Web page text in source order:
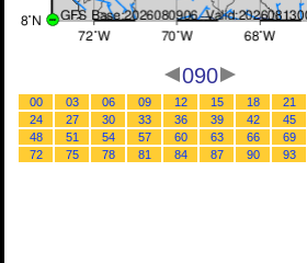
090
00 03 06 09 12 15 18
21
24
27 30 33 36 39 42
45
48
51 54 57 60 63 66
69
72
75 78 81 84 87 90 93